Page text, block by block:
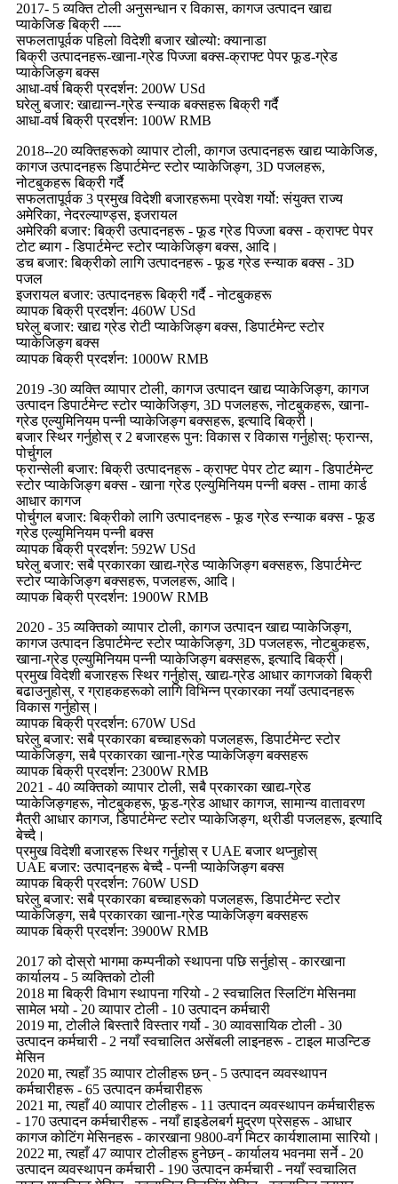
2017- 5 व्यक्ति टोली अनुसन्धान र विकास, कागज उत्पादन खाद्य
प्याकेजिङ बिक्री ----
सफलतापूर्वक पहिलो विदेशी बजार खोल्यो: क्यानाडा
बिक्री उत्पादनहरू-खाना-ग्रेड पिज्जा बक्स-क्राफ्ट पेपर फूड-ग्रेड
प्याकेजिङ्ग बक्स
आधा-वर्ष बिक्री प्रदर्शन: 200W USd
घरेलु बजार: खाद्यान्न-ग्रेड स्न्याक बक्सहरू बिक्री गर्दै
आधा-वर्ष बिक्री प्रदर्शन: 100W RMB
2018--20 व्यक्तिहरूको व्यापार टोली, कागज उत्पादनहरू खाद्य प्याकेजिङ,
कागज उत्पादनहरू डिपार्टमेन्ट स्टोर प्याकेजिङ्ग, 3D पजलहरू,
नोटबुकहरू बिक्री गर्दै
सफलतापूर्वक 3 प्रमुख विदेशी बजारहरूमा प्रवेश गर्यो: संयुक्त राज्य
अमेरिका, नेदरल्याण्ड्स, इजरायल
अमेरिकी बजार: बिक्री उत्पादनहरू - फूड ग्रेड पिज्जा बक्स - क्राफ्ट पेपर
टोट ब्याग - डिपार्टमेन्ट स्टोर प्याकेजिङ्ग बक्स, आदि।
डच बजार: बिक्रीको लागि उत्पादनहरू - फूड ग्रेड स्न्याक बक्स - 3D
पजल
इजरायल बजार: उत्पादनहरू बिक्री गर्दै - नोटबुकहरू
व्यापक बिक्री प्रदर्शन: 460W USd
घरेलु बजार: खाद्य ग्रेड रोटी प्याकेजिङ्ग बक्स, डिपार्टमेन्ट स्टोर
प्याकेजिङ्ग बक्स
व्यापक बिक्री प्रदर्शन: 1000W RMB
2019 -30 व्यक्ति व्यापार टोली, कागज उत्पादन खाद्य प्याकेजिङ्ग, कागज
उत्पादन डिपार्टमेन्ट स्टोर प्याकेजिङ्ग, 3D पजलहरू, नोटबुकहरू, खाना-
ग्रेड एल्युमिनियम पन्नी प्याकेजिङ्ग बक्सहरू, इत्यादि बिक्री।
बजार स्थिर गर्नुहोस् र 2 बजारहरू पुन: विकास र विकास गर्नुहोस्: फ्रान्स,
पोर्चुगल
फ्रान्सेली बजार: बिक्री उत्पादनहरू - क्राफ्ट पेपर टोट ब्याग - डिपार्टमेन्ट
स्टोर प्याकेजिङ्ग बक्स - खाना ग्रेड एल्युमिनियम पन्नी बक्स - तामा कार्ड
आधार कागज
पोर्चुगल बजार: बिक्रीको लागि उत्पादनहरू - फूड ग्रेड स्न्याक बक्स - फूड
ग्रेड एल्युमिनियम पन्नी बक्स
व्यापक बिक्री प्रदर्शन: 592W USd
घरेलु बजार: सबै प्रकारका खाद्य-ग्रेड प्याकेजिङ्ग बक्सहरू, डिपार्टमेन्ट
स्टोर प्याकेजिङ्ग बक्सहरू, पजलहरू, आदि।
व्यापक बिक्री प्रदर्शन: 1900W RMB
2020 - 35 व्यक्तिको व्यापार टोली, कागज उत्पादन खाद्य प्याकेजिङ्ग,
कागज उत्पादन डिपार्टमेन्ट स्टोर प्याकेजिङ्ग, 3D पजलहरू, नोटबुकहरू,
खाना-ग्रेड एल्युमिनियम पन्नी प्याकेजिङ्ग बक्सहरू, इत्यादि बिक्री।
प्रमुख विदेशी बजारहरू स्थिर गर्नुहोस्, खाद्य-ग्रेड आधार कागजको बिक्री
बढाउनुहोस्, र ग्राहकहरूको लागि विभिन्न प्रकारका नयाँ उत्पादनहरू
विकास गर्नुहोस्।
व्यापक बिक्री प्रदर्शन: 670W USd
घरेलु बजार: सबै प्रकारका बच्चाहरूको पजलहरू, डिपार्टमेन्ट स्टोर
प्याकेजिङ्ग, सबै प्रकारका खाना-ग्रेड प्याकेजिङ्ग बक्सहरू
व्यापक बिक्री प्रदर्शन: 2300W RMB
2021 - 40 व्यक्तिको व्यापार टोली, सबै प्रकारका खाद्य-ग्रेड
प्याकेजिङ्गहरू, नोटबुकहरू, फूड-ग्रेड आधार कागज, सामान्य वातावरण
मैत्री आधार कागज, डिपार्टमेन्ट स्टोर प्याकेजिङ्ग, थ्रीडी पजलहरू, इत्यादि
बेच्दै।
प्रमुख विदेशी बजारहरू स्थिर गर्नुहोस् र UAE बजार थप्नुहोस्
UAE बजार: उत्पादनहरू बेच्दै - पन्नी प्याकेजिङ्ग बक्स
व्यापक बिक्री प्रदर्शन: 760W USD
घरेलु बजार: सबै प्रकारका बच्चाहरूको पजलहरू, डिपार्टमेन्ट स्टोर
प्याकेजिङ्ग, सबै प्रकारका खाना-ग्रेड प्याकेजिङ्ग बक्सहरू
व्यापक बिक्री प्रदर्शन: 3900W RMB
2017 को दोस्रो भागमा कम्पनीको स्थापना पछि सर्नुहोस् - कारखाना
कार्यालय - 5 व्यक्तिको टोली
2018 मा बिक्री विभाग स्थापना गरियो - 2 स्वचालित स्लिटिंग मेसिनमा
सामेल भयो - 20 व्यापार टोली - 10 उत्पादन कर्मचारी
2019 मा, टोलीले बिस्तारै विस्तार गर्यो - 30 व्यावसायिक टोली - 30
उत्पादन कर्मचारी - 2 नयाँ स्वचालित असेंबली लाइनहरू - टाइल माउन्टिङ
मेसिन
2020 मा, त्यहाँ 35 व्यापार टोलीहरू छन् - 5 उत्पादन व्यवस्थापन
कर्मचारीहरू - 65 उत्पादन कर्मचारीहरू
2021 मा, त्यहाँ 40 व्यापार टोलीहरू - 11 उत्पादन व्यवस्थापन कर्मचारीहरू
- 170 उत्पादन कर्मचारीहरू - नयाँ हाइडेलबर्ग मुद्रण प्रेसहरू - आधार
कागज कोटिंग मेसिनहरू - कारखाना 9800-वर्ग मिटर कार्यशालामा सारियो।
2022 मा, त्यहाँ 47 व्यापार टोलीहरू हुनेछन् - कार्यालय भवनमा सर्ने - 20
उत्पादन व्यवस्थापन कर्मचारी - 190 उत्पादन कर्मचारी - नयाँ स्वचालित